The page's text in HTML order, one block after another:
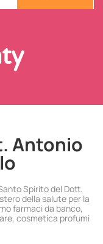
Antonio
Spirito del Dott.
della salute per la
farmaci da banco,
cosmetica profumi